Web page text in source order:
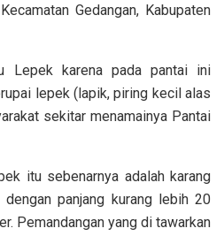
Gedangan, Kabupaten
Lepek karena pada pantai ini
lepek (lapik, piring kecil alas
sekitar menamainya Pantai
itu sebenarnya adalah karang
panjang kurang lebih 20
Pemandangan yang di tawarkan